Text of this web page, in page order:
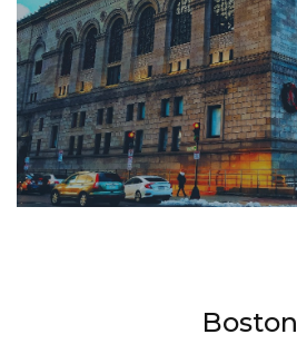
Boston